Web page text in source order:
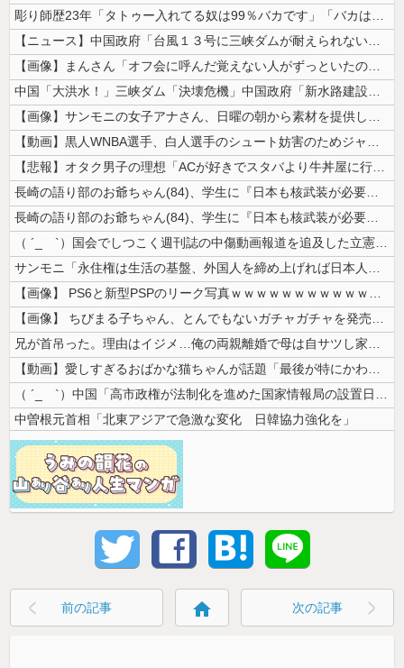
彫り師歴23年「タトゥー入れてる奴は99％バカです」「バカは5000円...
【ニュース】中国政府「台風１３号に三峡ダムが耐えられない！全開放流しろ...
【画像】まんさん「オフ会に呼んだ覚えない人がずっといたので晒すわ」（パ...
中国「大洪水！」三峡ダム「決壊危機」中国政府「新水路建設！（三峡新水路...
【画像】サンモニの女子アナさん、日曜の朝から素材を提供してしまう
【動画】黒人WNBA選手、白人選手のシュート妨害のためジャンピング・ネ...
【悲報】オタク男子の理想「ACが好きでスタバより牛丼屋に行きたがる女」...
長崎の語り部のお爺ちゃん(84)、学生に『日本も核武装が必要』と言われ...
長崎の語り部のお爺ちゃん(84)、学生に『日本も核武装が必要』と言われ...
（ ´_ゝ`）国会でしつこく週刊誌の中傷動画報道を追及した立憲議員、自...
サンモニ「永住権は生活の基盤、外国人を締め上げれば日本人が生きやすくな...
【画像】 PS6と新型PSPのリーク写真ｗｗｗｗｗｗｗｗｗｗｗｗｗｗｗ...
【画像】 ちびまる子ちゃん、とんでもないガチャガチャを発売してしまうｗ...
兄が首吊った。理由はイジメ…俺の両親離婚で母は自サツし家庭崩壊→首謀者...
【動画】愛しすぎるおばかな猫ちゃんが話題「最後が特にかわいいｗ」
（ ´_ゝ`）中国「高市政権が法制化を進めた国家情報局の設置日が7月3...
中曽根元首相「北東アジアで急激な変化 日韓協力強化を」
前の記事 home 次の記事